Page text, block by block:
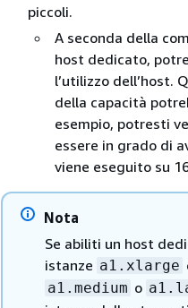
piccoli.
A seconda della
host dedicato,
l’utilizzo dell’host.
della capacità
esempio, potresti
essere in grado di
viene eseguito su
Nota
Se abiliti un host
istanze a1.xlarge
a1.medium o